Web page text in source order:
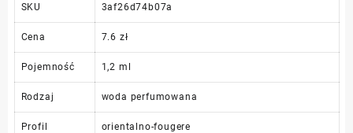
SKU 3af26d74b07a
Cena 7.6 zł
Pojemność 1,2 ml
Rodzaj woda perfumowana
Profil
orientalno-fougere